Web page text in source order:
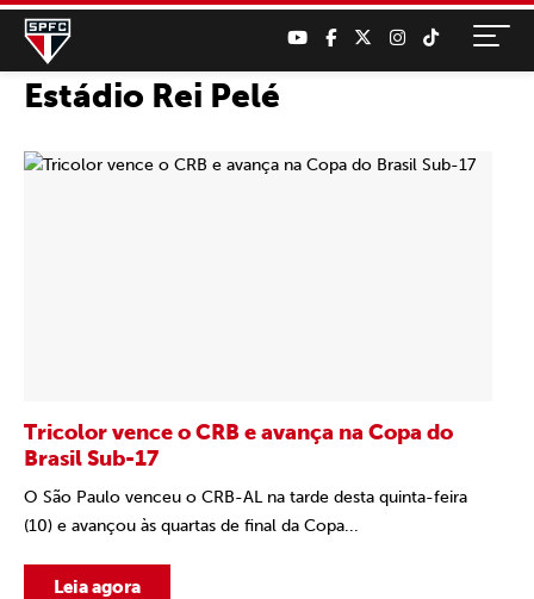
Estádio Rei Pelé
Tricolor vence o CRB e avança na Copa do
Brasil Sub-17
O São Paulo venceu o CRB-AL na tarde desta quinta-feira
(10) e avançou às quartas de final da Copa...
Leia agora